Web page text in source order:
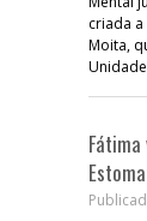
criada
Moita,